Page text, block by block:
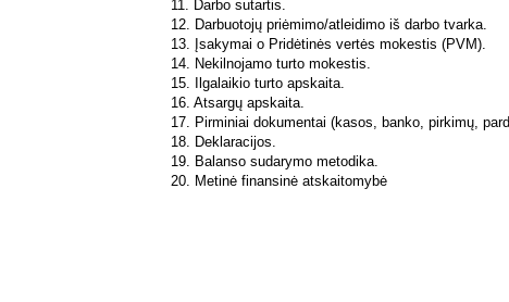
11. Darbo sutartis.
12. Darbuotojų priėmimo/atleidimo iš darbo tvarka.
13. Įsakymai o Pridėtinės vertės mokestis (PVM).
14. Nekilnojamo turto mokestis.
15. Ilgalaikio turto apskaita.
16. Atsargų apskaita.
17. Pirminiai dokumentai (kasos, banko, pirkimų,
18. Deklaracijos.
19. Balanso sudarymo metodika.
20. Metinė finansinė atskaitomybė